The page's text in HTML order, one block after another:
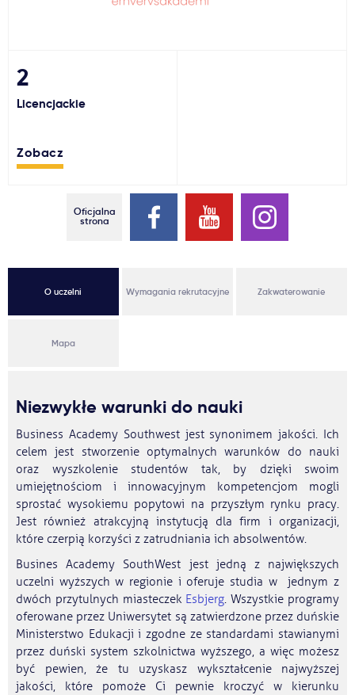
Usługi
Aktualności
2
Licencjackie
Zobacz
Oficjalna
strona
O uczelni Wymagania rekrutacyjne Zakwaterowanie
Mapa
Niezwykłe warunki do nauki
Business Academy Southwest jest synonimem jakości. Ich
celem jest stworzenie optymalnych warunków do nauki
oraz wyszkolenie studentów tak, by dzięki swoim
umiejętnościom i innowacyjnym kompetencjom mogli
sprostać wysokiemu popytowi na przyszłym rynku pracy.
Jest również atrakcyjną instytucją dla firm i organizacji,
które czerpią korzyści z zatrudniania ich absolwentów.
Busines Academy SouthWest jest jedną z największych
uczelni wyższych w regionie i oferuje studia w jednym z
dwóch przytulnych miasteczek Esbjerg. Wszystkie programy
oferowane przez Uniwersytet są zatwierdzone przez duńskie
Ministerstwo Edukacji i zgodne ze standardami stawianymi
przez duński system szkolnictwa wyższego, a więc możesz
być pewien, że tu uzyskasz wykształcenie najwyższej
jakości, które pomoże Ci pewnie kroczyć w kierunku